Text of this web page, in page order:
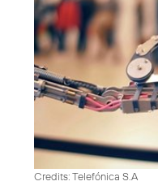
Credits: Telefónica S.A